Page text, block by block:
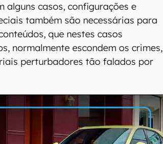
alguns casos, configurações e
também são necessárias para
que nestes casos
normalmente escondem os crimes,
perturbadores tão falados por